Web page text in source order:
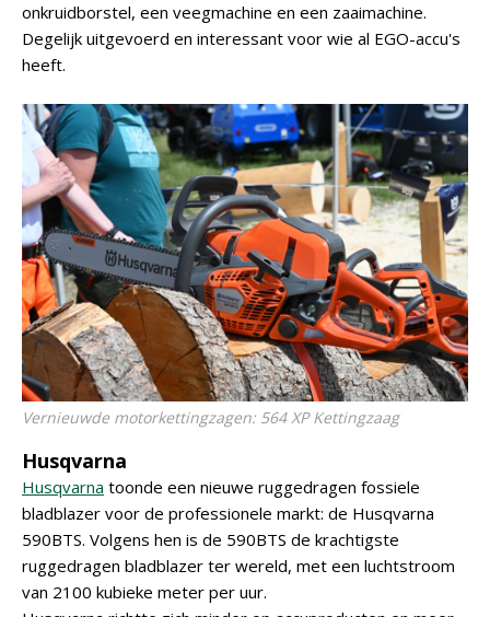
onkruidborstel, een veegmachine en een zaaimachine.
Degelijk uitgevoerd en interessant voor wie al EGO-accu's
heeft.
Vernieuwde motorkettingzagen: 564 XP Kettingzaag
Husqvarna
Husqvarna toonde een nieuwe ruggedragen fossiele
bladblazer voor de professionele markt: de Husqvarna
590BTS. Volgens hen is de 590BTS de krachtigste
ruggedragen bladblazer ter wereld, met een luchtstroom
van 2100 kubieke meter per uur.